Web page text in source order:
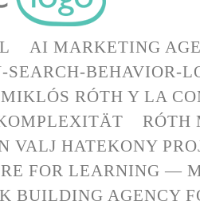
AI MARKETING
SEARCH-BEHAVIOR-
RÓTH Y LA
RÓTH
VALJ HATEKONY
FOR LEARNING —
BUILDING AGENCY